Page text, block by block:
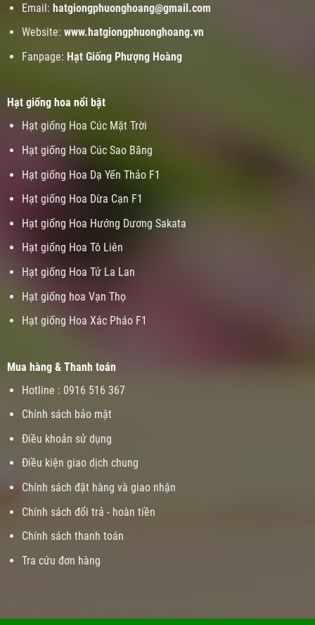
Email: hatgiongphuonghoang@gmail.com
Website: www. hatgiongphuonghoang.vn
Fanpage: Hạt Giống Phượng Hoàng
Hạt giống hoa nổi bật
Hạt giống Hoa Cúc Mặt Trời
Hạt giống Hoa Cúc Sao Băng
Hạt giống Hoa Dạ Yến Thảo F1
Hạt giống Hoa Dừa Cạn F1
Hạt giống Hoa Hướng Dương Sakata
Hạt giống Hoa Tô Liên
Hạt giống Hoa Tử La Lan
Hạt giống hoa Vạn Thọ
Hạt giống Hoa Xác Pháo F1
Mua hàng & Thanh toán
Hotline : 0916 516 367
Chính sách bảo mật
Điều khoản sử dụng
Điều kiện giao dịch chung
Chính sách đặt hàng và giao nhận
Chính sách đổi trả - hoàn tiền
Chính sách thanh toán
Tra cứu đơn hàng